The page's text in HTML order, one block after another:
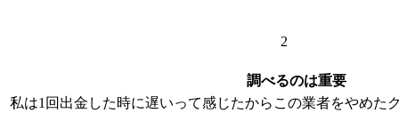
2
調べるのは重要
私は1回出金した時に遅いって感じたからこの業者をやめた